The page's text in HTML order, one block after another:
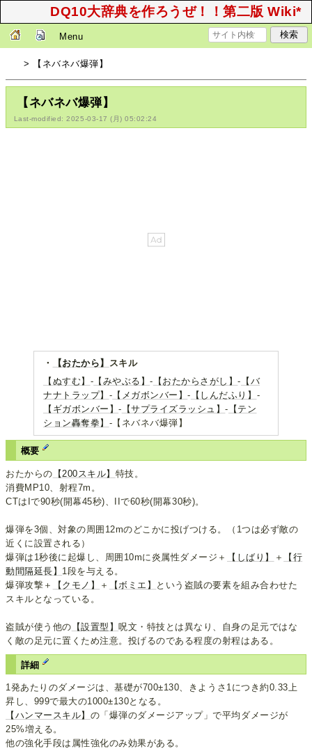
DQ10大辞典を作ろうぜ！！第二版 Wiki*
Menu
> 【ネバネバ爆弾】
【ネバネバ爆弾】
Last-modified: 2025-03-17 (月) 05:02:24
・ 【おたから】
スキル
【ぬすむ】 - 【みやぶる】- 【おたからさがし】- 【バ
ナナトラップ】 - 【メガボンバー】- 【しんだふり】 -
【ギガボンバー】- 【サプライズラッシュ】- 【テン
ション轟奪拳】 -【ネバネバ爆弾】
概要
おたからの 【200スキル】 特技。
消費MP10、射程7m。
CTはIで90秒(開幕45秒)、IIで60秒(開幕30秒)。
爆弾を3個、対象の周囲12mのどこかに投げつける。（1つは必ず敵の
近くに設置される）
爆弾は1秒後に起爆し、周囲10mに炎属性ダメージ＋
【しばり】 ＋
【行
動間隔延長】 1段を与える。
爆弾攻撃＋
【クモノ】 ＋ 【ボミエ】
という盗賊の要素を組み合わせた
スキルとなっている。
盗賊が使う他の 【設置型】呪文・特技とは異なり、自身の足元ではな
く敵の足元に置くため注意。投げるのである程度の射程はある。
詳細
1発あたりのダメージは、基礎が700±130、きようさ1につき約0.33上
昇し、999で最大の1000±130となる。
【ハンマースキル】 の「爆弾のダメージアップ」で平均ダメージが
25%増える。
他の強化手段は属性強化のみ効果がある。